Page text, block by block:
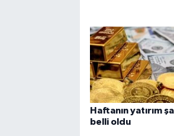
Haftanın yatırım
belli oldu